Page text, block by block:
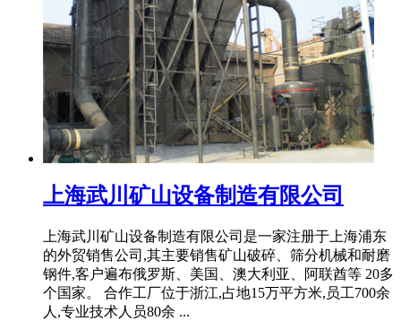
上海武川矿山设备制造有限公司
上海武川矿山设备制造有限公司是一家注册于上海浦东
的外贸销售公司,其主要销售矿山破碎、筛分机械和耐磨
钢件,客户遍布俄罗斯、美国、澳大利亚、阿联酋等 20多
个国家。 合作工厂位于浙江,占地15万平方米,员工700余
人,专业技术人员80余 ...